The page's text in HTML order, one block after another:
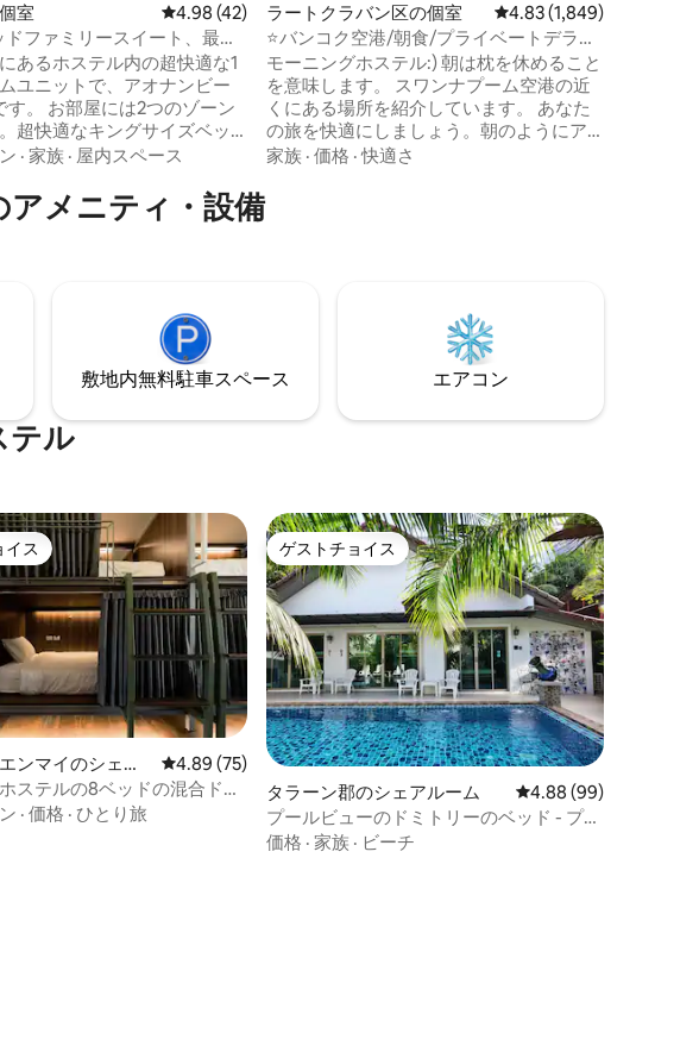
つ星の平均評価
室 レビュー42件、5つ星中4.98つ星の平均評価
4.98 (42)
ドファミリースイート、最大
宿泊いただけます
あるホステル内の超快適な1
ユニットで、アオナンビー
す。 お部屋には2つのゾーン
超快適なキングサイズベッ
とクイーンサイズのソファ
ルームです。両方のゾーン
コンがあります。 専用バ
子のセット。 すぐ隣にはと
イ料理店があり、セブンイ
歩2分です。無料のビーチタ
す！！
· 家族 · 屋内スペース
ラートクラバン区の個室 レビュー1,849件、5つ
4.83 (1,849)
⭐バンコク空港/朝食/プライベートデラッ
クスで無料送迎
モーニングホステル:) 朝は枕を休めること
を意味します。 スワンナプーム空港の近
くにある場所を紹介しています。 あなた
の旅を快適にしましょう。朝のようにア
ットホームなスタイルと白いモダンに見
タリアン トースト／ヨーグルト／オレン
ジジュース／タイのスイカ
家族 · 価格 ·快適さ
メニティ・設備
敷地内無料駐⁠車ス⁠ペ⁠ー⁠ス エアコン
テル
つ星の平均評価
イス
イス
ンマイのシェア
レビュー75件、5つ星中4.89つ星の平均評価
4.89 (75)
ステルの8ベッドの混合ドミ
ド
· 価格 · ひとり旅
ゲストチョイス
ゲストチョイス
タラーン郡のシェアルーム レビュー99件、5つ星
4.88 (99)
プールビューのドミトリーのベッド - プー
ケット空港
価格 · 家族 · ビーチ